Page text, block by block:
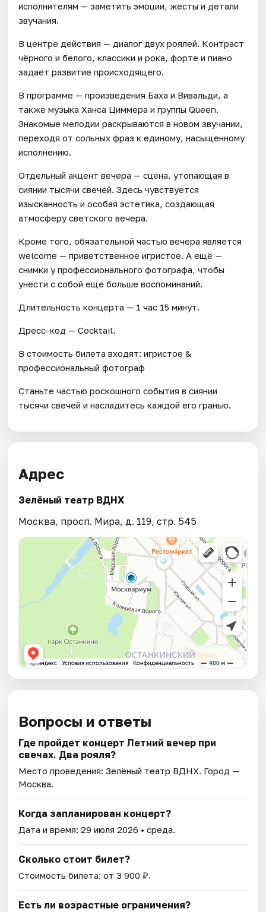
исполнителям — заметить эмоции, жесты и детали
звучания.
В центре действия — диалог двух роялей. Контраст
чёрного и белого, классики и рока, форте и пиано
задаёт развитие происходящего.
В программе — произведения Баха и Вивальди, а
также музыка Ханса Циммера и группы Queen.
Знакомые мелодии раскрываются в новом звучании,
переходя от сольных фраз к единому, насыщенному
исполнению.
Отдельный акцент вечера — сцена, утопающая в
сиянии тысячи свечей. Здесь чувствуется
изысканность и особая эстетика, создающая
атмосферу светского вечера.
Кроме того, обязательной частью вечера является
welcome — приветственное игристое. А ещё —
снимки у профессионального фотографа, чтобы
унести с собой еще больше воспоминаний.
Длительность концерта — 1 час 15 минут.
Дресс-код — Cocktail.
В стоимость билета входят: игристое &
профессиональный фотограф
Станьте частью роскошного события в сиянии
тысячи свечей и насладитесь каждой его гранью.
Адрес
Зелёный театр ВДНХ
Москва, просп. Мира, д. 119, стр. 545
Вопросы и ответы
Где пройдет концерт Летний вечер при
свечах. Два рояля?
Место проведения:Зелёный театр ВДНХ. Город —
Москва.
Когда запланирован концерт?
Дата и время:29 июля 2026 • среда.
Сколько стоит билет?
Стоимость билета: от 3 900 ₽.
Есть ли возрастные ограничения?